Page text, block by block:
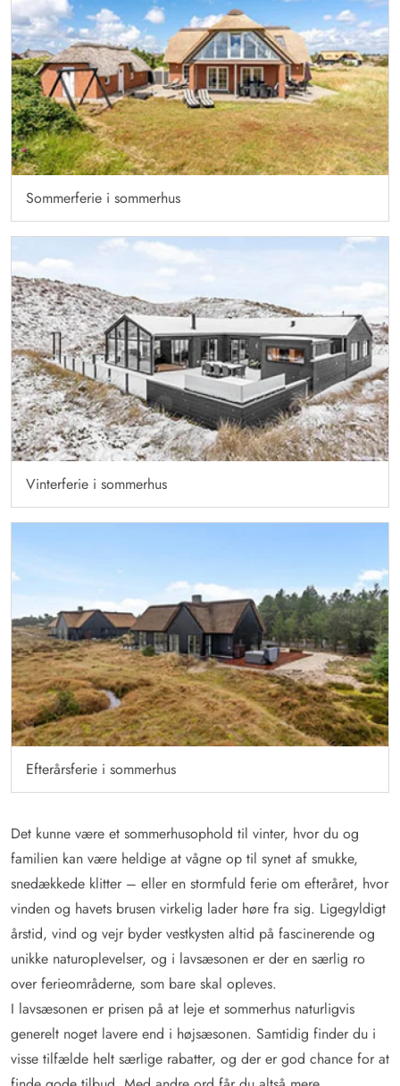
Sommerferie i sommerhus
Vinterferie i sommerhus
Efterårsferie i sommerhus
Det kunne være et sommerhusophold til vinter, hvor du og
familien kan være heldige at vågne op til synet af smukke,
snedækkede klitter – eller en stormfuld ferie om efteråret, hvor
vinden og havets brusen virkelig lader høre fra sig. Ligegyldigt
årstid, vind og vejr byder vestkysten altid på fascinerende og
unikke naturoplevelser, og i lavsæsonen er der en særlig ro
over ferieområderne, som bare skal opleves.
I lavsæsonen er prisen på at leje et sommerhus naturligvis
generelt noget lavere end i højsæsonen. Samtidig finder du i
visse tilfælde helt særlige rabatter, og der er god chance for at